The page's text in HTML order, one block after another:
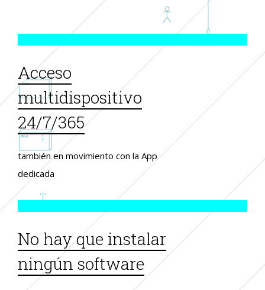
Acceso
multidispositivo
24/7/365
también en movimiento con la App
dedicada
No hay que instalar
ningún software